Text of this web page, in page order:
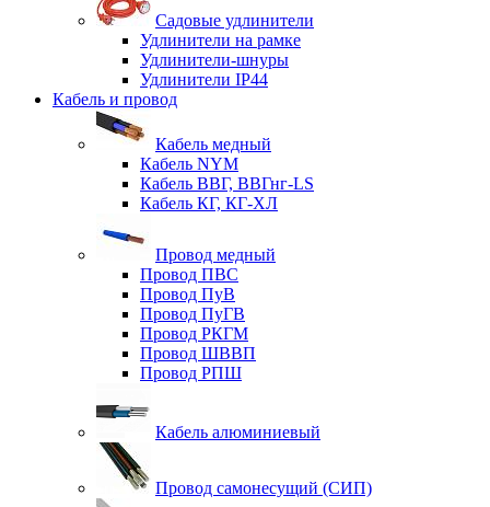
Садовые удлинители
Удлинители на рамке
Удлинители-шнуры
Удлинители IP44
Кабель и провод
Кабель медный
Кабель NYM
Кабель ВВГ, ВВГнг-LS
Кабель КГ, КГ-ХЛ
Провод медный
Провод ПВС
Провод ПуВ
Провод ПуГВ
Провод РКГМ
Провод ШВВП
Провод РПШ
Кабель алюминиевый
Провод самонесущий (СИП)